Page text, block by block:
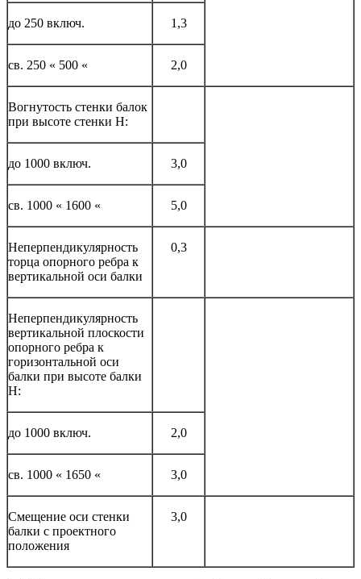
до 250 включ. 1,3
св. 250 « 500 « 2,0
Вогнутость стенки балок
при высоте стенки Н:
до 1000 включ. 3,0
св. 1000 « 1600 « 5,0
Неперпендикулярность
торца опорного ребра к
вертикальной оси балки
0,3
Неперпендикулярность
вертикальной плоскости
опорного ребра к
горизонтальной оси
балки при высоте балки
Н:
до 1000 включ. 2,0
св. 1000 « 1650 « 3,0
Смещение оси стенки
балки с проектного
положения
3,0